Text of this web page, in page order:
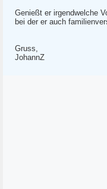
Genießt er irgendwelche
bei der er auch
Gruss,
JohannZ